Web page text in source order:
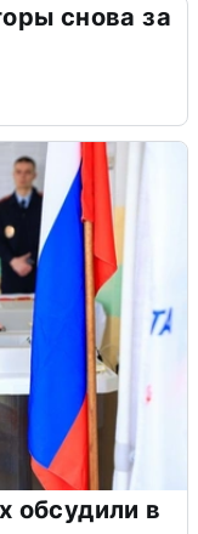
снова за
обсудили в